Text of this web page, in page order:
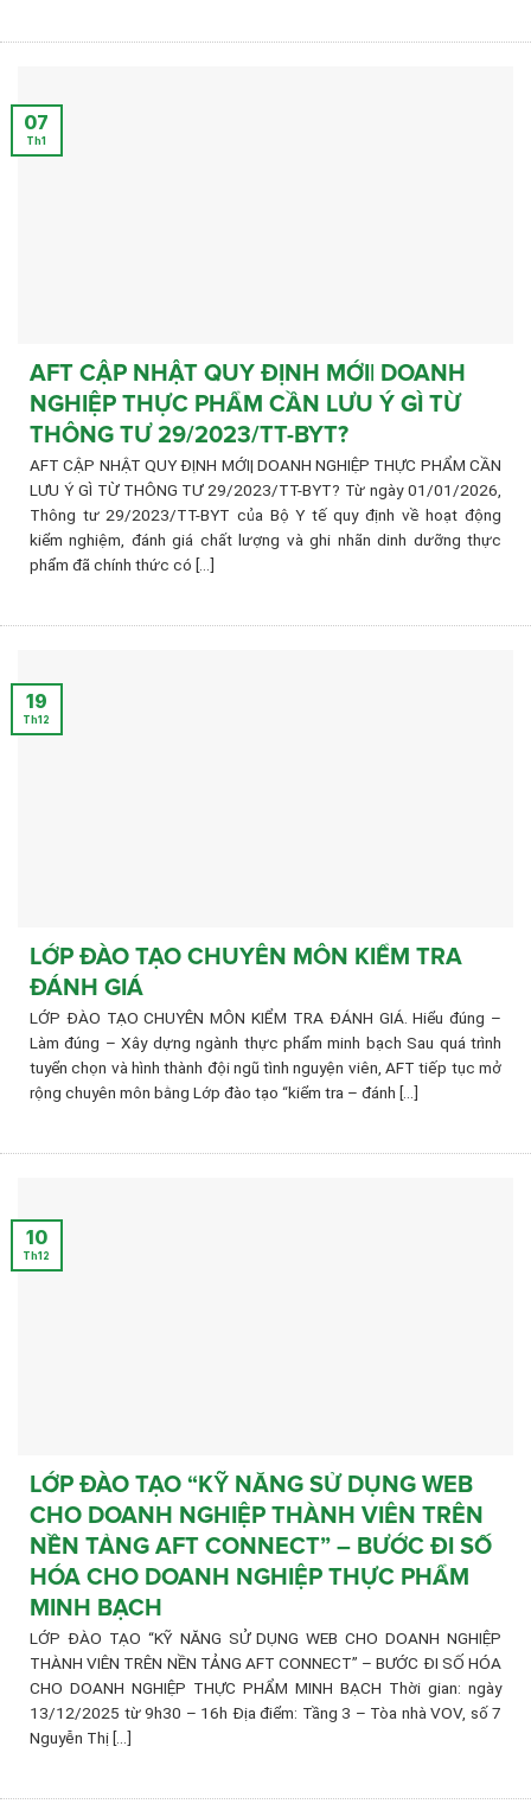
AFT CẬP NHẬT QUY ĐỊNH MỚI| DOANH
NGHIỆP THỰC PHẨM CẦN LƯU Ý GÌ TỪ
THÔNG TƯ 29/2023/TT-BYT?
AFT CẬP NHẬT QUY ĐỊNH MỚI| DOANH NGHIỆP THỰC PHẨM CẦN
LƯU Ý GÌ TỪ THÔNG TƯ 29/2023/TT-BYT? Từ ngày 01/01/2026,
Thông tư 29/2023/TT-BYT của Bộ Y tế quy định về hoạt động
kiểm nghiệm, đánh giá chất lượng và ghi nhãn dinh dưỡng thực
phẩm đã chính thức có [...]
07
Th1
LỚP ĐÀO TẠO CHUYÊN MÔN KIỂM TRA
ĐÁNH GIÁ
LỚP ĐÀO TẠO CHUYÊN MÔN KIỂM TRA ĐÁNH GIÁ. Hiểu đúng –
Làm đúng – Xây dựng ngành thực phẩm minh bạch Sau quá trình
tuyển chọn và hình thành đội ngũ tình nguyện viên, AFT tiếp tục mở
rộng chuyên môn bằng Lớp đào tạo “kiểm tra – đánh [...]
19
Th12
LỚP ĐÀO TẠO “KỸ NĂNG SỬ DỤNG WEB
CHO DOANH NGHIỆP THÀNH VIÊN TRÊN
NỀN TẢNG AFT CONNECT” – BƯỚC ĐI SỐ
HÓA CHO DOANH NGHIỆP THỰC PHẨM
MINH BẠCH
LỚP ĐÀO TẠO “KỸ NĂNG SỬ DỤNG WEB CHO DOANH NGHIỆP
THÀNH VIÊN TRÊN NỀN TẢNG AFT CONNECT” – BƯỚC ĐI SỐ HÓA
CHO DOANH NGHIỆP THỰC PHẨM MINH BẠCH Thời gian: ngày
13/12/2025 từ 9h30 – 16h Địa điểm: Tầng 3 – Tòa nhà VOV, số 7
Nguyễn Thị [...]
10
Th12